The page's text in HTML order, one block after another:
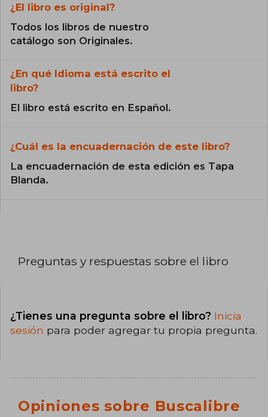
¿El libro es original?
Todos los libros de nuestro
catálogo son Originales.
¿En qué Idioma está escrito el
libro?
El libro está escrito en Español.
¿Cuál es la encuadernación de este libro?
La encuadernación de esta edición es Tapa
Blanda.
Preguntas y respuestas sobre el libro
¿Tienes una pregunta sobre el libro? Inicia
sesión para poder agregar tu propia pregunta.
Opiniones sobre Buscalibre